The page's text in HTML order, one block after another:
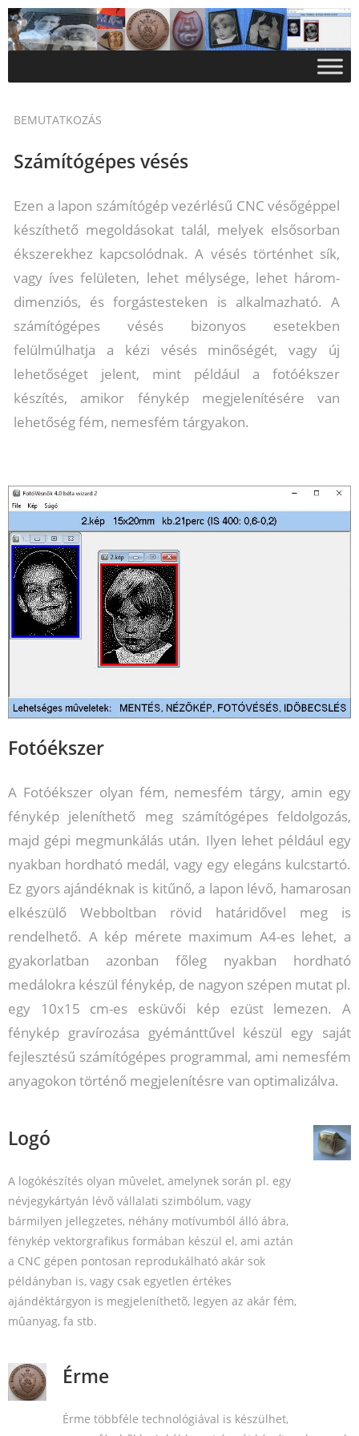
BEMUTATKOZÁS
Számítógépes vésés
Ezen a lapon számítógép vezérlésű CNC vésőgéppel
készíthető megoldásokat talál, melyek elsősorban
ékszerekhez kapcsolódnak. A vésés történhet sík,
vagy íves felületen, lehet mélysége, lehet három-
dimenziós, és forgástesteken is alkalmazható. A
számítógépes vésés bizonyos esetekben
felülmúlhatja a kézi vésés minőségét, vagy új
lehetőséget jelent, mint például a fotóékszer
készítés, amikor fénykép megjelenítésére van
lehetőség fém, nemesfém tárgyakon.
Fotóékszer
A Fotóékszer olyan fém, nemesfém tárgy, amin egy
fénykép jeleníthető meg számítógépes feldolgozás,
majd gépi megmunkálás után. Ilyen lehet például egy
nyakban hordható medál, vagy egy elegáns kulcstartó.
Ez gyors ajándéknak is kitűnő, a lapon lévő, hamarosan
elkészülő Webboltban rövid határidővel meg is
rendelhető. A kép mérete maximum A4-es lehet, a
gyakorlatban azonban főleg nyakban hordható
medálokra készül fénykép, de nagyon szépen mutat pl.
egy 10x15 cm-es esküvői kép ezüst lemezen. A
fénykép gravírozása gyémánttűvel készül egy saját
fejlesztésű számítógépes programmal, ami nemesfém
anyagokon történő megjelenítésre van optimalizálva.
Logó
A logókészítés olyan mûvelet, amelynek során pl. egy
névjegykártyán lévõ vállalati szimbólum, vagy
bármilyen jellegzetes, néhány motívumból álló ábra,
fénykép vektorgrafikus formában készül el, ami aztán
a CNC gépen pontosan reprodukálható akár sok
példányban is, vagy csak egyetlen értékes
ajándéktárgyon is megjeleníthetõ, legyen az akár fém,
mûanyag, fa stb.
Érme
Érme többféle technológiával is készülhet,